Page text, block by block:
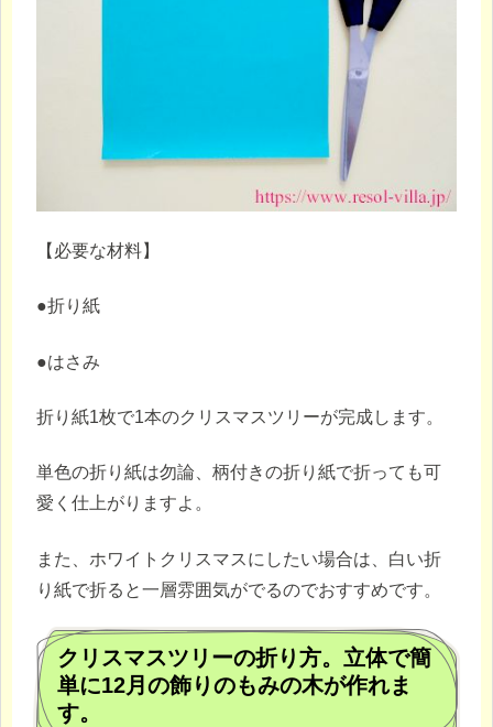
【必要な材料】
●折り紙
●はさみ
折り紙1枚で1本のクリスマスツリーが完成します。
単色の折り紙は勿論、柄付きの折り紙で折っても可
愛く仕上がりますよ。
また、ホワイトクリスマスにしたい場合は、白い折
り紙で折ると一層雰囲気がでるのでおすすめです。
クリスマスツリーの折り方。立体で簡
単に12月の飾りのもみの木が作れま
す。